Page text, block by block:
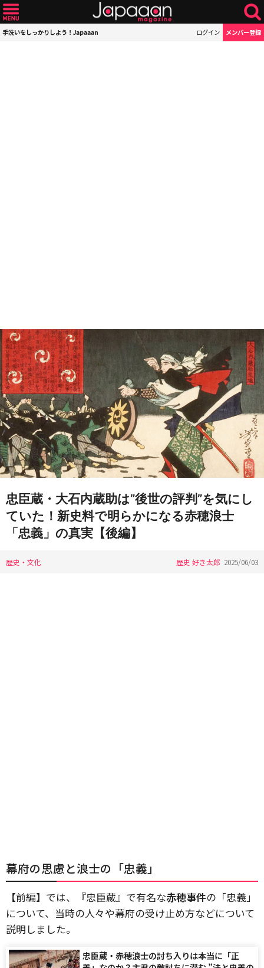
手洗いをしっかりしよう！Japaaan ログイン メンバー登録
忠臣蔵・大石内蔵助は”後世の評判”を気にし
ていた！新史料で明らかになる赤穂浪士
「忠義」の真実【後編】
歴史・文化 歴史 好き太郎 2025/06/03
幕府の思慮と浪士の「忠義」
【前編】では、『忠臣蔵』で有名な赤穂事件の「忠義」
について、当時の人々や幕府の受け止め方などについて
説明しました。
忠臣蔵・赤穂浪士の討ち入りは本当に「正